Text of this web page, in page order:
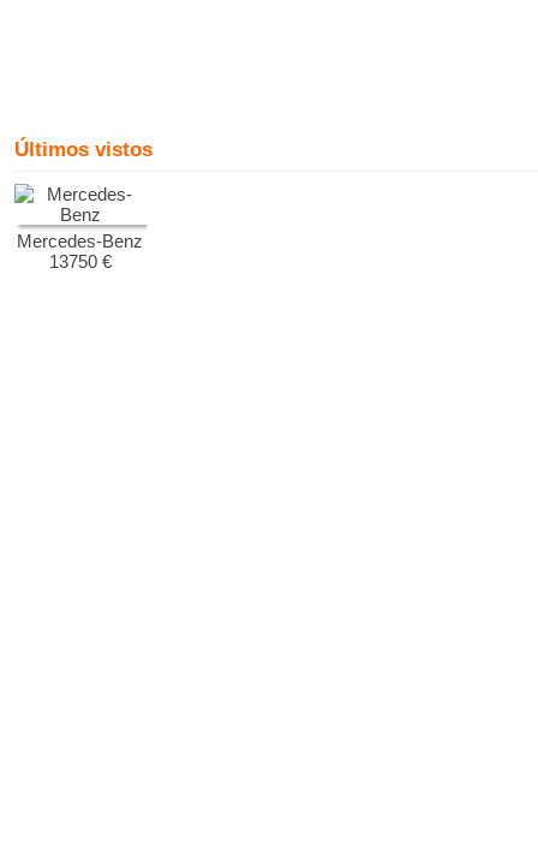
Últimos vistos
Mercedes-Benz
13750 €